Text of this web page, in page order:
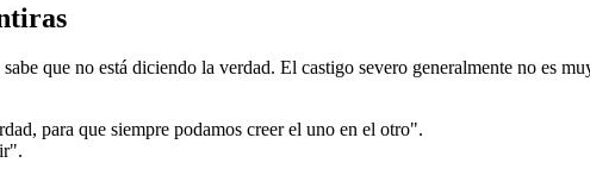
que no está diciendo la verdad. El castigo severo generalmente no es
para que siempre podamos creer el uno en el otro".